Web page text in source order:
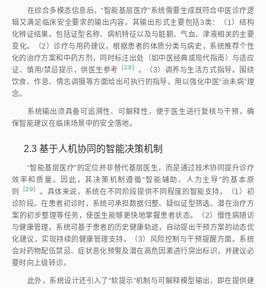
在综合多模态信息后，“智能基层医疗”系统需要生成既符合中医诊疗逻
辑又满足临床安全要求的输出内容。其输出形式主要包括3类：（1）结构
化辨证结果。包括证型名称、病机特征以及与脏腑、气血、津液相关的主要
变化。（2）诊疗与用药建议。根据患者的体质分类与病史，系统推荐个性
化的治疗方案和中药方剂，同时标注出处（如中医经典或现代指南）与适应
证、慎用/禁忌提示，供医生参考 ［28］ 。（3）调养与生活方式指导。围绕
饮食、作息、情志调摄等方面给出可执行的指导，用以强化中医“治未病”理
念。
系统输出须具备可追溯性、可解释性，便于医生进行复核与干预，确
保智能建议在临床场景中的安全落地。
2.3 基于人机协同的智能决策机制
“智能基层医疗”的定位并非替代基层医生，而是通过技术协同提升诊疗
效率和质量。因此，其决策机制遵循“智能辅助、人为主导”的基本原
则
［29］ 。具体来说，系统在不同阶段提供不同程度的智能支持。（1）初
诊阶段。在患者初诊时，系统可承担数据归整、疑似证型筛选、潜在治疗方
案的初步整理等任务，使医生能够更快地掌握患者状态。（2）慢性病随访
与健康管理。系统可基于患者的历史健康轨迹，自动提出干预方案的动态优
化建议，实现持续的健康管理支持。（3）风险控制与干预提醒方面。系统
会对药物配伍禁忌、症状恶化预警及潜在高危因素进行突出标识，并建议必
要时向上级转诊。
此外，系统设计还引入了“软提示”机制与可解释模型输出，即在提供建